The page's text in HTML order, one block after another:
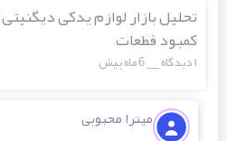
تحلیل بازار لوازم یدکی
کمبود قطعات
6 ماه پیش
میترا محبوبی